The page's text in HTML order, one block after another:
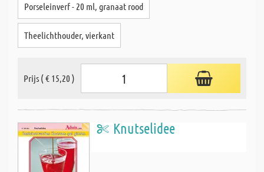
Porseleinverf - 20 ml, granaat rood
Theelichthouder, vierkant
Prijs ( € 15,20 )
Knutselidee